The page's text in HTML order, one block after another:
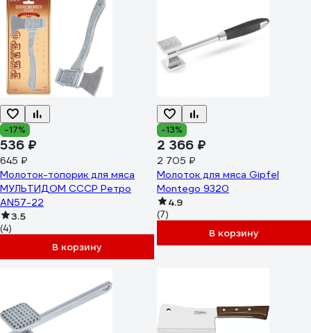
-17%
536 ₽
645 ₽
Молоток-топорик для мяса
МУЛЬТИДОМ СССР Ретро
AN57-22
3.5
(4)
В корзину
-13%
2 366 ₽
2 705 ₽
Молоток для мяса Gipfel
Montego 9320
4.9
(7)
В корзину